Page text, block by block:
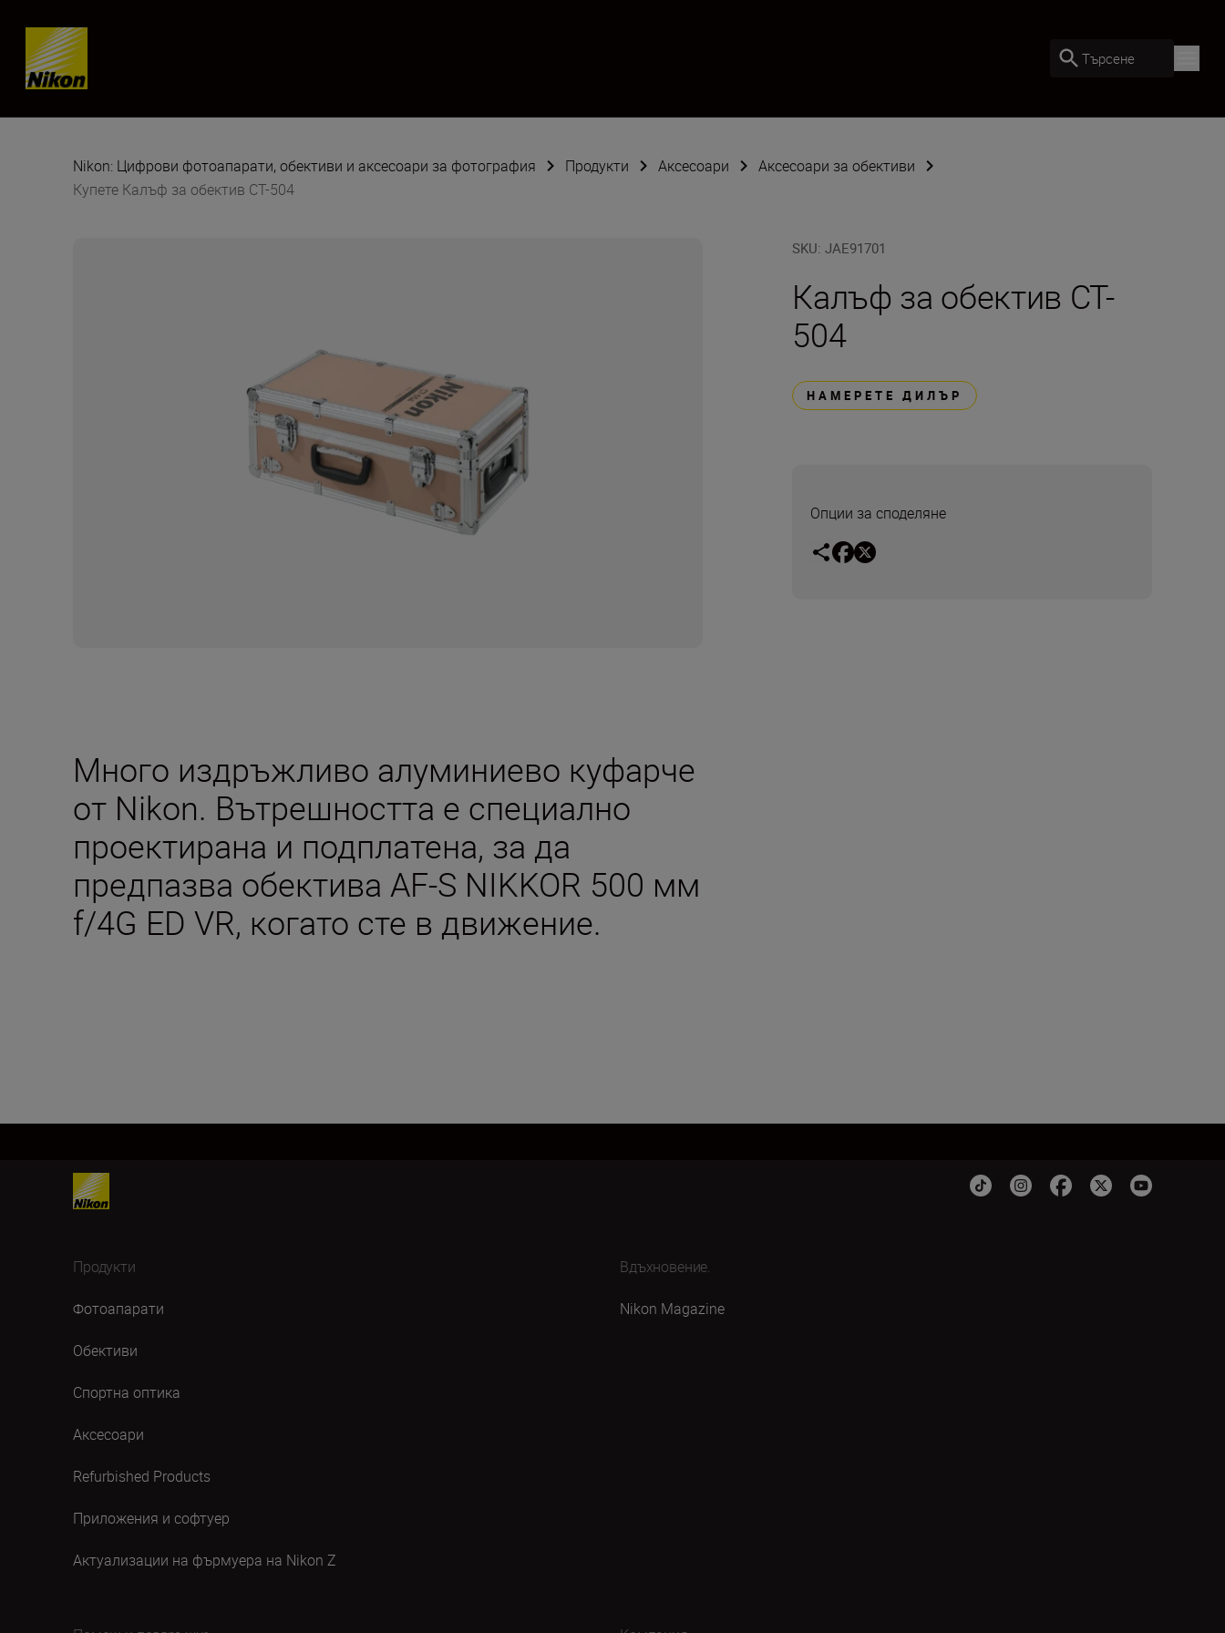
Skip content
Търсене
Nikon: Цифрови фотоапарати, обективи и аксесоари за фотография Продукти Аксесоари
Аксесоари за обективи
Купете Калъф за обектив CT-504
SKU:JAE91701
Калъф за обектив CT-
504
НАМЕРЕТЕ ДИЛЪР
Опции за споделяне
Много издръжливо алуминиево куфарче
от Nikon. Вътрешността е специално
проектирана и подплатена, за да
предпазва обектива AF-S NIKKOR 500 мм
f/4G ED VR, когато сте в движение.
Продукти
Фотоапарати
Обективи
Спортна оптика
Аксесоари
Refurbished Products
Приложения и софтуер
Актуализации на фърмуера на Nikon Z
Вдъхновение.
Nikon Magazine